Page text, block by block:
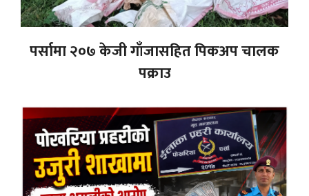
पर्सामा २०७ केजी गाँजासहित पिकअप चालक
पक्राउ